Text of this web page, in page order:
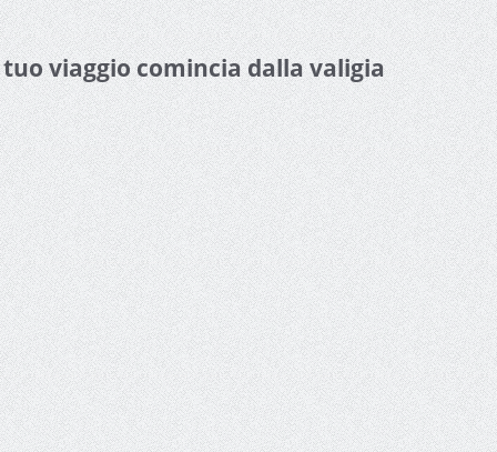
viaggio comincia dalla valigia